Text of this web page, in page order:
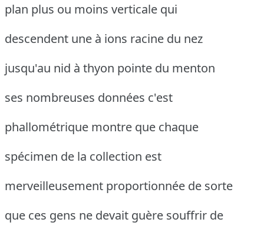
plan plus ou moins verticale qui
descendent une à ions racine du nez
jusqu'au nid à thyon pointe du menton
ses nombreuses données c'est
phallométrique montre que chaque
spécimen de la collection est
merveilleusement proportionnée de sorte
que ces gens ne devait guère souffrir de